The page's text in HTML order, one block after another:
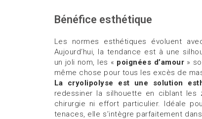
Bénéfice esthétique
Les normes esthétiques évoluent
Aujourd‘hui, la tendance est à une
un joli nom, les « poignées d’amour »
même chose pour tous les excès de
La cryolipolyse est une solution
redessiner la silhouette en ciblant les
chirurgie ni effort particulier. Idéale
tenaces, elle s’intègre parfaitement